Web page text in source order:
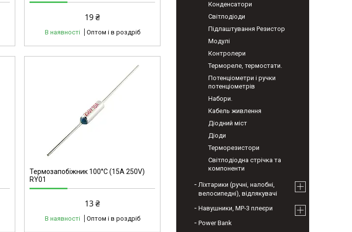
19 ₴
В наявності Оптом і в роздріб
Термозапобіжник 100°C (15А 250V)
RY01
13 ₴
В наявності Оптом і в роздріб
Конденсатори
Світлодіоди
Підлаштування Резистор
Модулі
Контролери
Термореле, термостати.
Потенціометри і ручки
потенціометрів
Набори.
Кабель живлення
Діодний міст
Діоди
Терморезистори
Світлодіодна стрічка та
компоненти
Ліхтарики (ручні, налобні,
велосипедні), відлякувачі
Навушники, МР-3 плеєри
Power Bank